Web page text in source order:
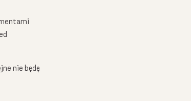
nie będę
otrzymywanie